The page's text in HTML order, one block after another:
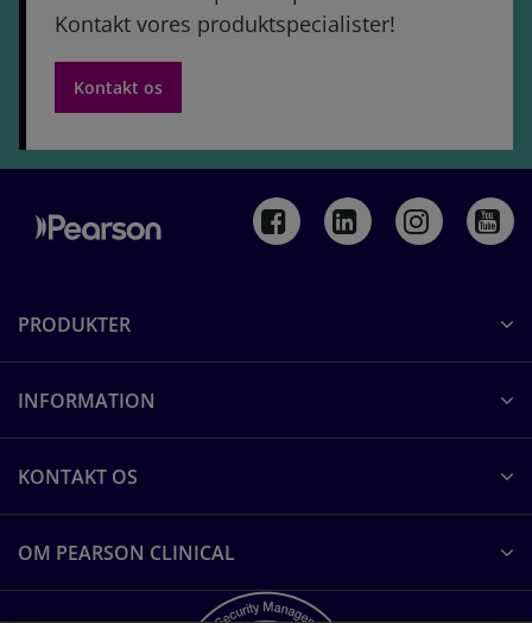
Kontakt vores produktspecialister!
Kontakt os
PRODUKTER
INFORMATION
KONTAKT OS
OM PEARSON CLINICAL